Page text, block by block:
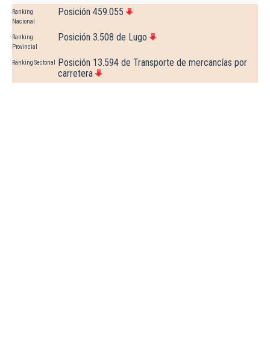
Ranking
Nacional
Posición 459.055
Ranking
Provincial
Posición 3.508 de Lugo
Ranking Sectorial
Posición 13.594 de Transporte de mercancías por
carretera